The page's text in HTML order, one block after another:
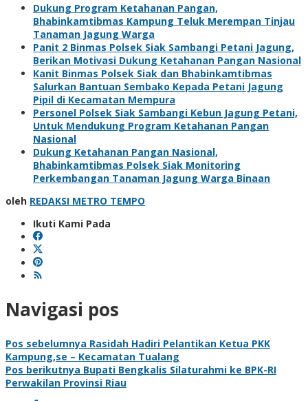
Dukung Program Ketahanan Pangan,
Bhabinkamtibmas Kampung Teluk Merempan Tinjau
Tanaman Jagung Warga
Panit 2 Binmas Polsek Siak Sambangi Petani Jagung,
Berikan Motivasi Dukung Ketahanan Pangan Nasional
Kanit Binmas Polsek Siak dan Bhabinkamtibmas
Salurkan Bantuan Sembako Kepada Petani Jagung
Pipil di Kecamatan Mempura
Personel Polsek Siak Sambangi Kebun Jagung Petani,
Untuk Mendukung Program Ketahanan Pangan
Nasional
Dukung Ketahanan Pangan Nasional,
Bhabinkamtibmas Polsek Siak Monitoring
Perkembangan Tanaman Jagung Warga Binaan
oleh REDAKSI METRO TEMPO
Ikuti Kami Pada
Navigasi pos
Pos sebelumnya Rasidah Hadiri Pelantikan Ketua PKK
Kampung,se – Kecamatan Tualang
Pos berikutnya Bupati Bengkalis Silaturahmi ke BPK-RI
Perwakilan Provinsi Riau